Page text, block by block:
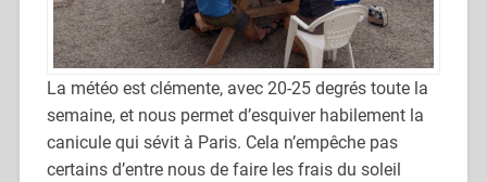
La météo est clémente, avec 20-25 degrés toute la
semaine, et nous permet d’esquiver habilement la
canicule qui sévit à Paris. Cela n’empêche pas
certains d’entre nous de faire les frais du soleil